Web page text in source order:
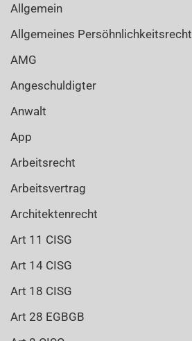
Allgemein
Allgemeines Persöhnlichkeitsrecht
AMG
Angeschuldigter
Anwalt
App
Arbeitsrecht
Arbeitsvertrag
Architektenrecht
Art 11 CISG
Art 14 CISG
Art 18 CISG
Art 28 EGBGB